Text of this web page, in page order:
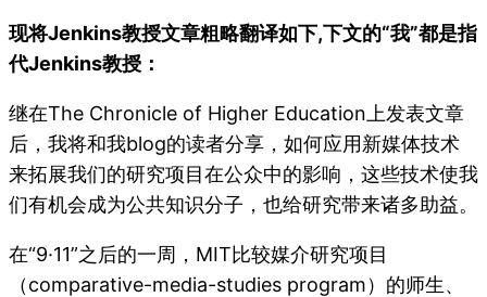
现将Jenkins教授文章粗略翻译如下,下文的“我”都是指
代Jenkins教授：
继在The Chronicle of Higher Education上发表文章
后，我将和我blog的读者分享，如何应用新媒体技术
来拓展我们的研究项目在公众中的影响，这些技术使我
们有机会成为公共知识分子，也给研究带来诸多助益。
在“9·11”之后的一周，MIT比较媒介研究项目
（comparative-media-studies program）的师生、